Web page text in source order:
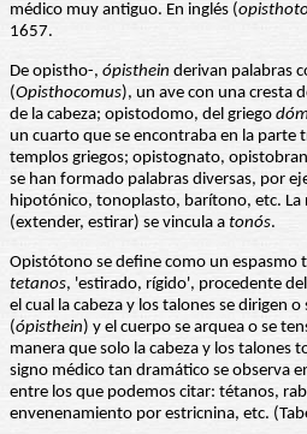
médico muy antiguo. En inglés (
1657.
De opistho-, ópisthein derivan palabras
(Opisthocomus), un ave con una cresta
de la cabeza; opistodomo, del griego
un cuarto que se encontraba en la parte
templos griegos; opistognato,
se han formado palabras diversas, por
hipotónico, tonoplasto, barítono, etc. La
(extender, estirar) se vincula a tonós.
Opistótono se define como un espasmo
tetanos, 'estirado, rígido', procedente
el cual la cabeza y los talones se dirigen
(ópisthein) y el cuerpo se arquea o se
manera que solo la cabeza y los talones
signo médico tan dramático se observa
entre los que podemos citar: tétanos,
envenenamiento por estricnina, etc.